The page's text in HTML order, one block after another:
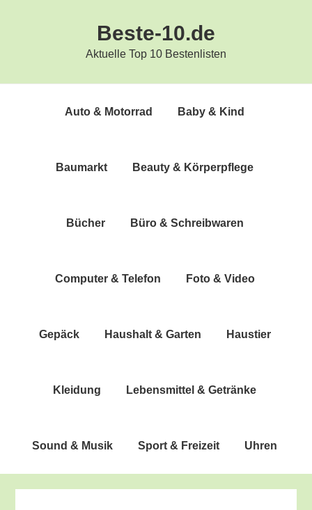
Beste-10.de
Aktuelle Top 10 Bestenlisten
Auto & Motorrad Baby & Kind
Bau­markt Beau­ty & Körperpflege
Bücher Büro & Schreibwaren
Com­pu­ter & Telefon Foto & Video
Gepäck Haus­halt & Garten Haus­tier
Klei­dung Lebens­mit­tel & Getränke
Sound & Musik Sport & Freizeit Uhren